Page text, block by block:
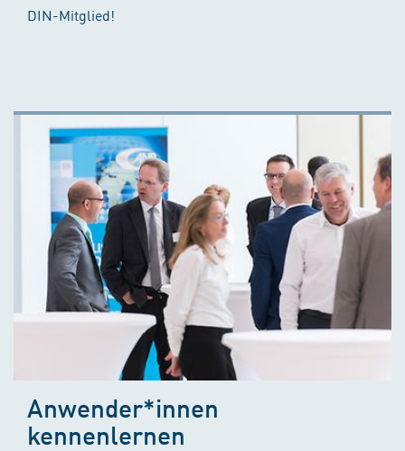
DIN-Mitglied!
Anwender*innen
kennenlernen